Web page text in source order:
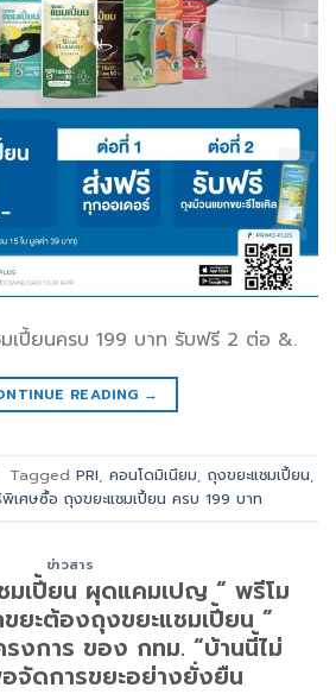
เปี้ยนครบ 199 บาท รับฟรี 2 ต่อ &.
READING →
Tagged PRI, คอนโดมิเนียม, ถุงขยะแชมเปี้ยน,
เศษซื้อ ถุงขยะแชมเปี้ยน ครบ 199 บาท
ข่าวสาร
เปี้ยน ผุดแคมเปญ “ พรีโม
ยะต้องถุงขยะแชมเปี้ยน ”
งการ ของ กทม. “บ้านนี้ไม่
อจัดการขยะอย่างยั่งยืน